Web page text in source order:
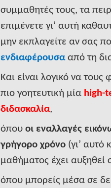
συμμαθητές τους, τα
επιμένετε γι’ αυτή
μην εκπλαγείτε αν σας
ενδιαφέρουσααπό τη
Και είναι λογικό να
πιο γοητευτική μία high-
διδασκαλία,
όπου οι εναλλαγές
γρήγορο χρόνο (γι’ αυτό
μαθήματος έχει αυξηθεί
όπου μπορείς μέσα σε